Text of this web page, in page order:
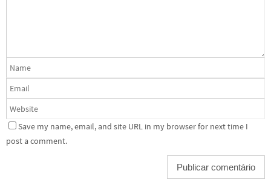
Save my name, email, and site URL in my browser for next time I
post a comment.